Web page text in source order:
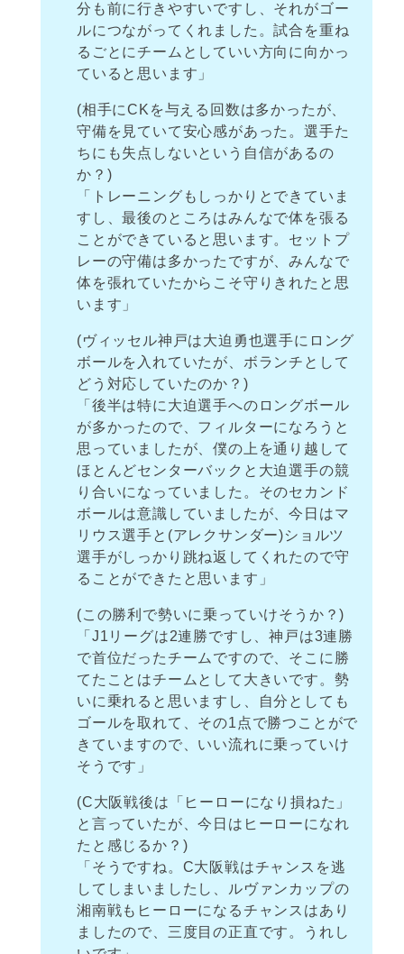
分も前に行きやすいですし、それがゴー
ルにつながってくれました。試合を重ね
るごとにチームとしていい方向に向かっ
ていると思います」
(相手にCKを与える回数は多かったが、
守備を見ていて安心感があった。選手た
ちにも失点しないという自信があるの
か？)
「トレーニングもしっかりとできていま
すし、最後のところはみんなで体を張る
ことができていると思います。セットプ
レーの守備は多かったですが、みんなで
体を張れていたからこそ守りきれたと思
います」
(ヴィッセル神戸は大迫勇也選手にロング
ボールを入れていたが、ボランチとして
どう対応していたのか？)
「後半は特に大迫選手へのロングボール
が多かったので、フィルターになろうと
思っていましたが、僕の上を通り越して
ほとんどセンターバックと大迫選手の競
り合いになっていました。そのセカンド
ボールは意識していましたが、今日はマ
リウス選手と(アレクサンダー)ショルツ
選手がしっかり跳ね返してくれたので守
ることができたと思います」
(この勝利で勢いに乗っていけそうか？)
「J1リーグは2連勝ですし、神戸は3連勝
で首位だったチームですので、そこに勝
てたことはチームとして大きいです。勢
いに乗れると思いますし、自分としても
ゴールを取れて、その1点で勝つことがで
きていますので、いい流れに乗っていけ
そうです」
(C大阪戦後は「ヒーローになり損ねた」
と言っていたが、今日はヒーローになれ
たと感じるか？)
「そうですね。C大阪戦はチャンスを逃
してしまいましたし、ルヴァンカップの
湘南戦もヒーローになるチャンスはあり
ましたので、三度目の正直です。うれし